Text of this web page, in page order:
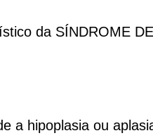
da SÍNDROME
a hipoplasia ou